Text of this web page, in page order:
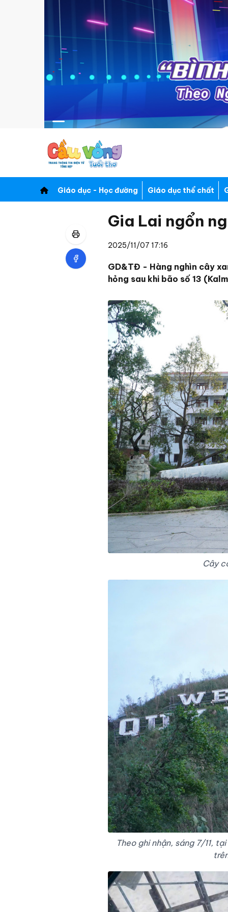
Giáo dục - Học đường Giáo dục thể chất
Gia Lai ngổn
2025/11/07 17:16
GD&TĐ - Hàng nghìn cây
hỏng sau khi bão số 13
Cây
Theo ghi nhận, sáng 7/11,